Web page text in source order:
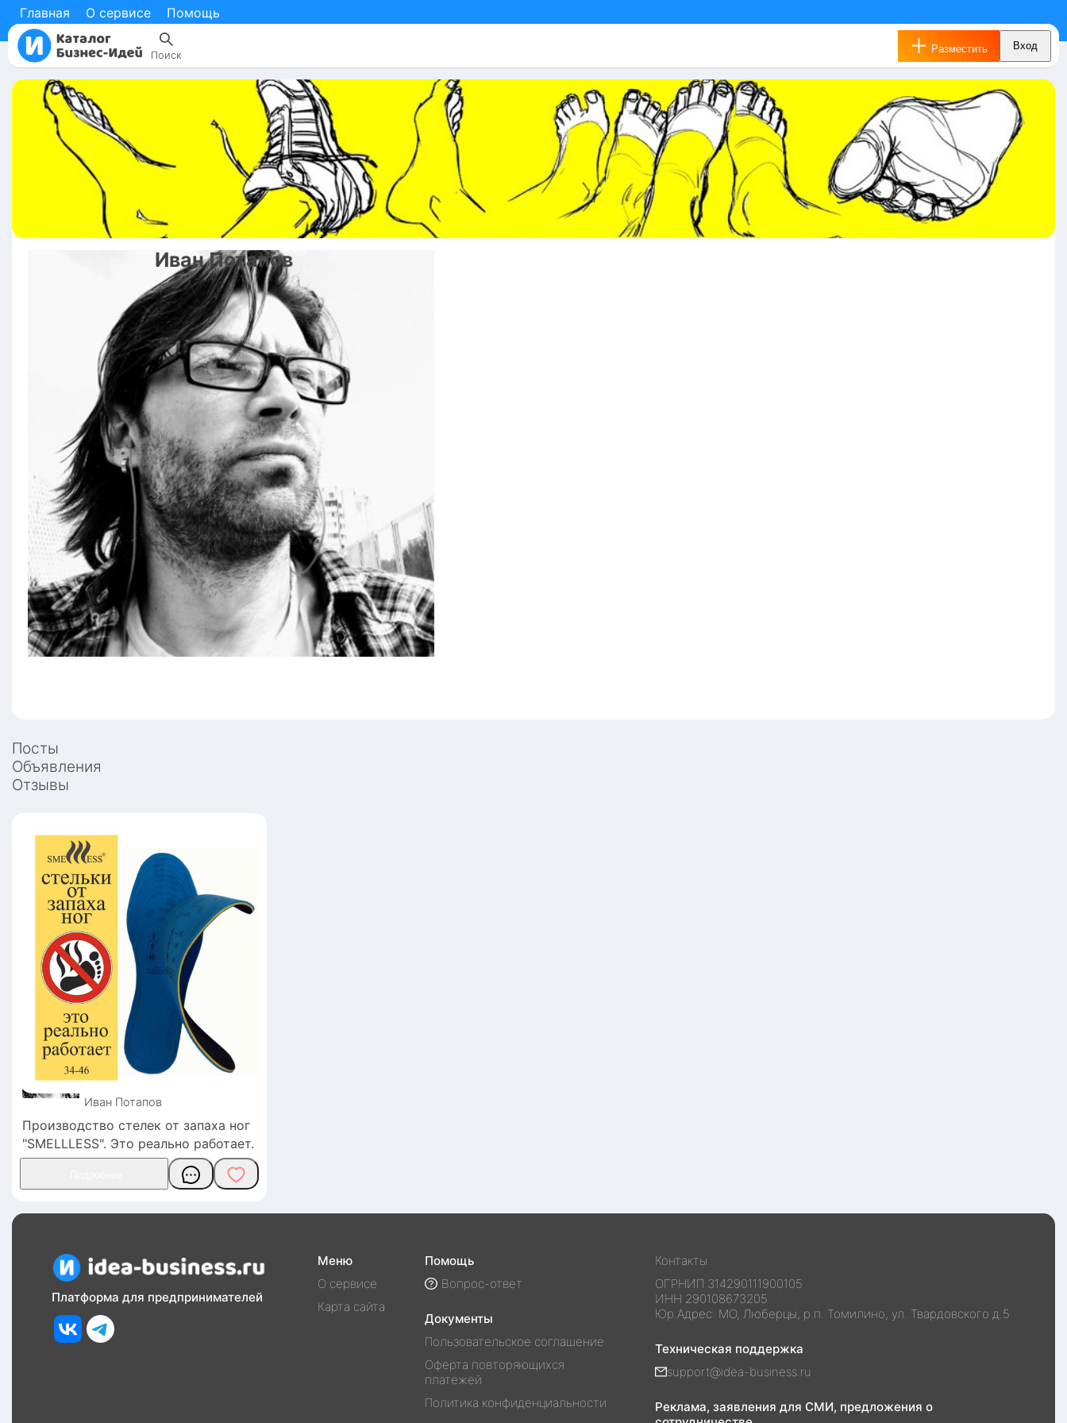
Главная О сервисе Помощь
Поиск
Вход
Разместить
Иван Потапов
Посты
Объявления
Отзывы
Иван Потапов
Производство стелек от запаха ног
"SMELLLESS". Это реально работает.
Платформа для предпринимателей
Меню
О сервисе
Карта сайта
Помощь
Вопрос-ответ
Документы
Пользовательское соглашение
Оферта повторяющихся
платежей
Политика конфиденциальности
Контакты
ОГРНИП 314290111900105
ИНН 290108673205
Юр.Адрес: МО, Люберцы, р.п. Томилино, ул. Твардовского д.5
Техническая поддержка
support@idea-business.ru
Реклама, заявления для СМИ, предложения о